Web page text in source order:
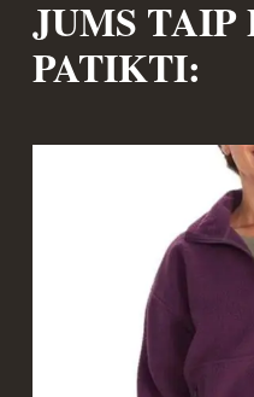
JUMS TAIP
PATIKTI: